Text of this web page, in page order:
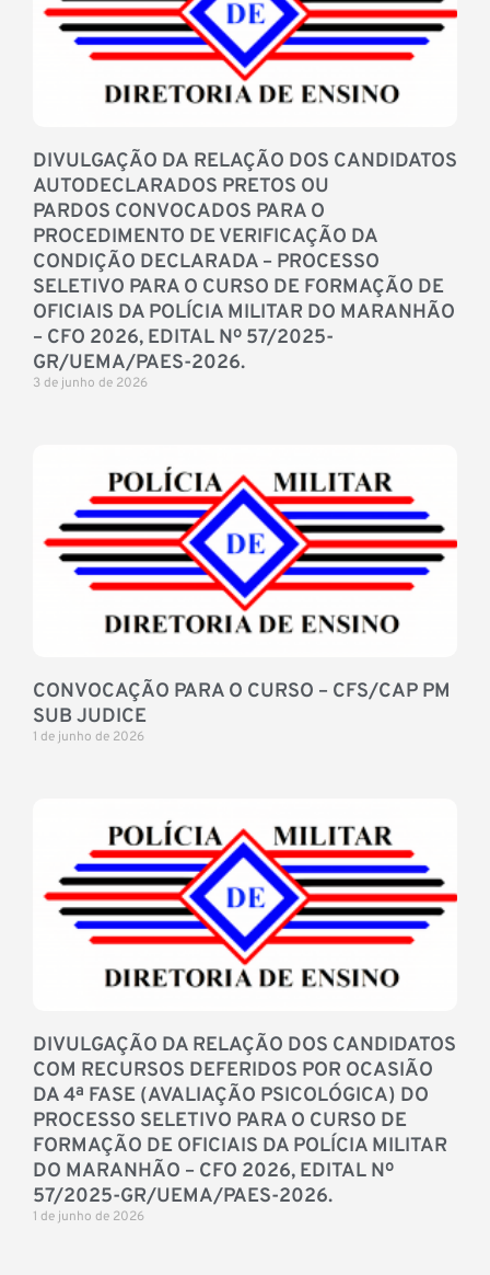
DIVULGAÇÃO DA RELAÇÃO DOS CANDIDATOS
AUTODECLARADOS PRETOS OU
PARDOS CONVOCADOS PARA O
PROCEDIMENTO DE VERIFICAÇÃO DA
CONDIÇÃO DECLARADA – PROCESSO
SELETIVO PARA O CURSO DE FORMAÇÃO DE
OFICIAIS DA POLÍCIA MILITAR DO MARANHÃO
– CFO 2026, EDITAL Nº 57/2025-
GR/UEMA/PAES-2026.
3 de junho de 2026
CONVOCAÇÃO PARA O CURSO – CFS/CAP PM
SUB JUDICE
1 de junho de 2026
DIVULGAÇÃO DA RELAÇÃO DOS CANDIDATOS
COM RECURSOS DEFERIDOS POR OCASIÃO
DA 4ª FASE (AVALIAÇÃO PSICOLÓGICA) DO
PROCESSO SELETIVO PARA O CURSO DE
FORMAÇÃO DE OFICIAIS DA POLÍCIA MILITAR
DO MARANHÃO – CFO 2026, EDITAL Nº
57/2025-GR/UEMA/PAES-2026.
1 de junho de 2026